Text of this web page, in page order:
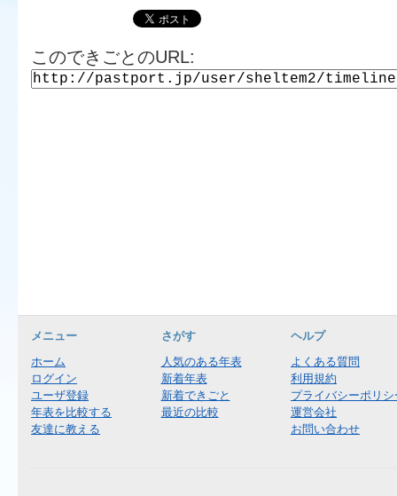
このできごとのURL:
メニュー
ホーム
ログイン
ユーザ登録
年表を比較する
友達に教える
さがす
人気のある年表
新着年表
新着できごと
最近の比較
ヘルプ
よくある質問
利用規約
プライバシーポリシ
運営会社
お問い合わせ